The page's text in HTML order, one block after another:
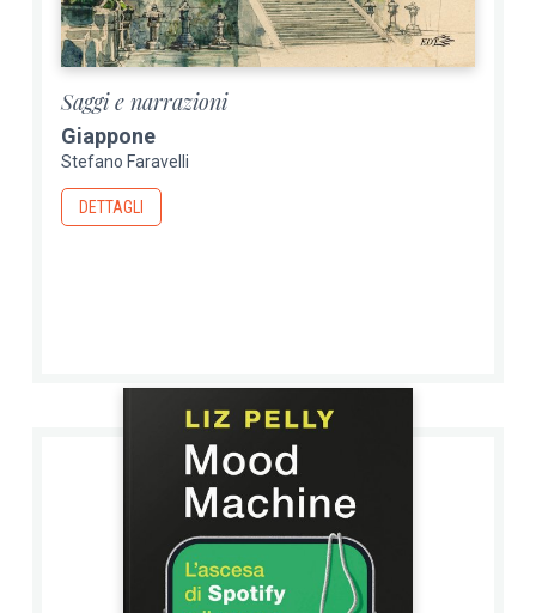
Saggi e narrazioni
Giappone
Stefano Faravelli
DETTAGLI